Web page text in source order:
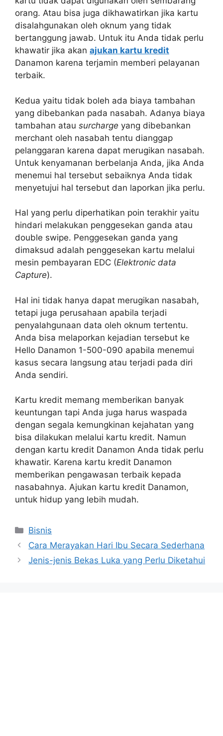
orang. Atau bisa juga dikhawatirkan jika kartu
disalahgunakan oleh oknum yang tidak
bertanggung jawab. Untuk itu Anda tidak perlu
khawatir jika akan ajukan kartu kredit
Danamon karena terjamin memberi pelayanan
terbaik.
Kedua yaitu tidak boleh ada biaya tambahan
yang dibebankan pada nasabah. Adanya biaya
tambahan atau surcharge yang dibebankan
merchant oleh nasabah tentu dianggap
pelanggaran karena dapat merugikan nasabah.
Untuk kenyamanan berbelanja Anda, jika Anda
menemui hal tersebut sebaiknya Anda tidak
menyetujui hal tersebut dan laporkan jika perlu.
Hal yang perlu diperhatikan poin terakhir yaitu
hindari melakukan penggesekan ganda atau
double swipe. Penggesekan ganda yang
dimaksud adalah penggesekan kartu melalui
mesin pembayaran EDC (Elektronic data
Capture).
Hal ini tidak hanya dapat merugikan nasabah,
tetapi juga perusahaan apabila terjadi
penyalahgunaan data oleh oknum tertentu.
Anda bisa melaporkan kejadian tersebut ke
Hello Danamon 1-500-090 apabila menemui
kasus secara langsung atau terjadi pada diri
Anda sendiri.
Kartu kredit memang memberikan banyak
keuntungan tapi Anda juga harus waspada
dengan segala kemungkinan kejahatan yang
bisa dilakukan melalui kartu kredit. Namun
dengan kartu kredit Danamon Anda tidak perlu
khawatir. Karena kartu kredit Danamon
memberikan pengawasan terbaik kepada
nasabahnya. Ajukan kartu kredit Danamon,
untuk hidup yang lebih mudah.
Categories
Bisnis
Cara Merayakan Hari Ibu Secara Sederhana
Jenis-jenis Bekas Luka yang Perlu Diketahui